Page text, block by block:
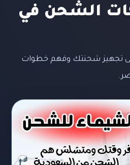
الشحن في
تجهيز شحنتك وفهم خطوات